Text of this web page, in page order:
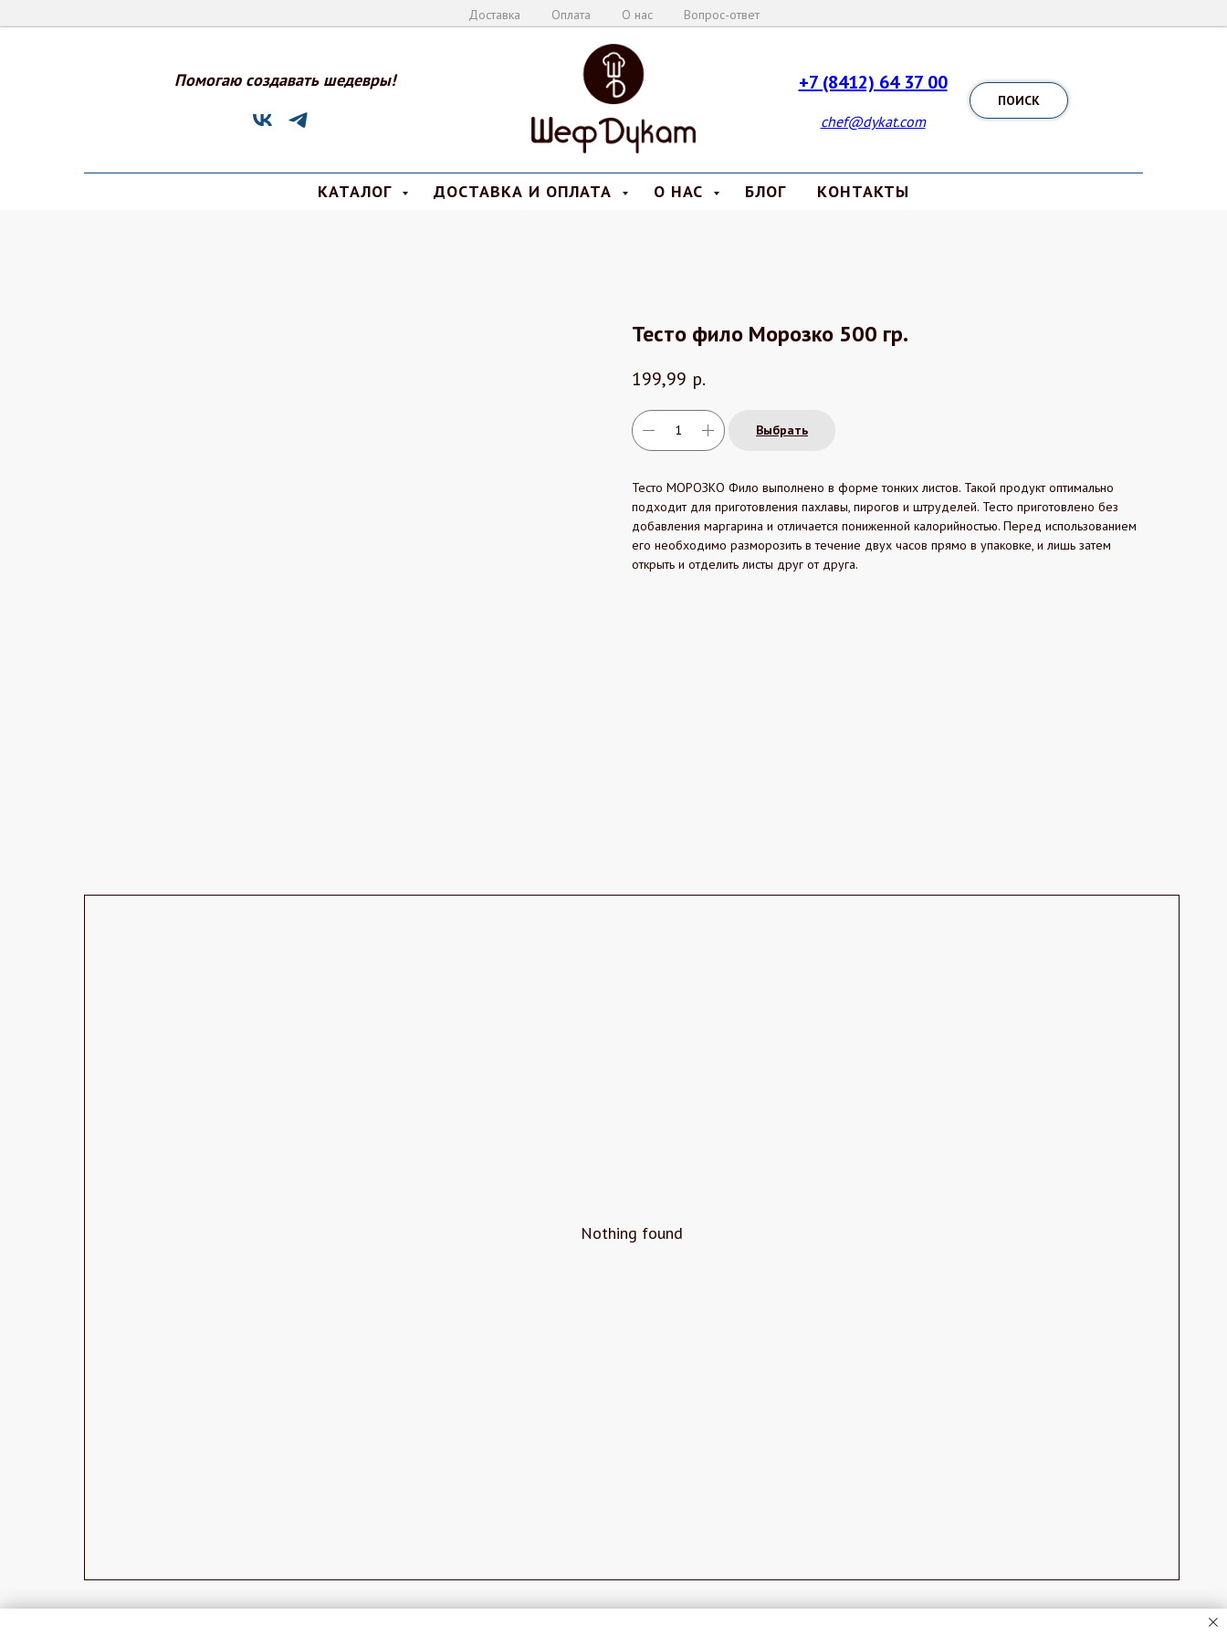
Доставка Оплата О нас Вопрос-ответ
Помогаю создавать шедевры! +7 (8412) 64 37 00
chef@dykat.com
ПОИСК
КАТАЛОГ ДОСТАВКА И ОПЛАТА О НАС БЛОГ КОНТАКТЫ
Тесто фило Морозко 500 гр.
199,99 р.
Выбрать
Тесто МОРОЗКО Фило выполнено в форме тонких листов. Такой продукт оптимально
подходит для приготовления пахлавы, пирогов и штруделей. Тесто приготовлено без
добавления маргарина и отличается пониженной калорийностью. Перед использованием
его необходимо разморозить в течение двух часов прямо в упаковке, и лишь затем
открыть и отделить листы друг от друга.
Nothing found